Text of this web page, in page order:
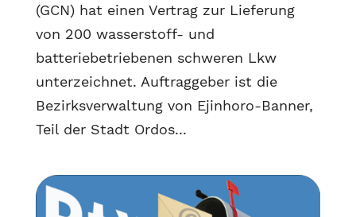
(GCN) hat einen Vertrag zur Lieferung
von 200 wasserstoff- und
batteriebetriebenen schweren Lkw
unterzeichnet. Auftraggeber ist die
Bezirksverwaltung von Ejinhoro-Banner,
Teil der Stadt Ordos...